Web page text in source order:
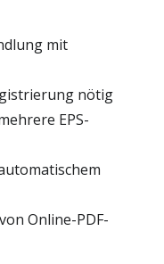
mit
nötig
EPS-
Online-PDF-